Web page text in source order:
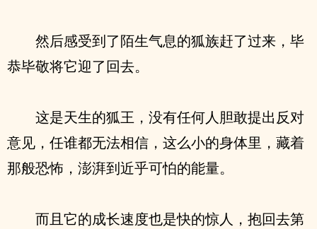
然后感受到了陌生气息的狐族赶了过来，毕
恭毕敬将它迎了回去。
这是天生的狐王，没有任何人胆敢提出反对
意见，任谁都无法相信，这么小的身体里，藏着
那般恐怖，澎湃到近乎可怕的能量。
而且它的成长速度也是快的惊人，抱回去第